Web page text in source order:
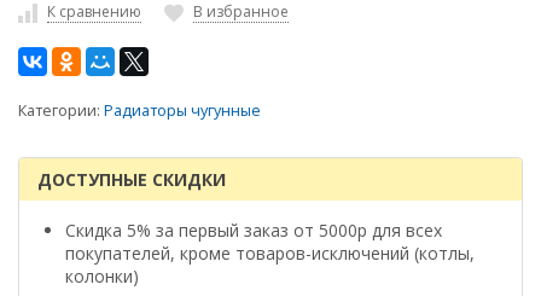
К сравнению В избранное
Категории: Радиаторы чугунные
ДОСТУПНЫЕ СКИДКИ
Скидка 5% за первый заказ от 5000р для всех
покупателей, кроме товаров-исключений (котлы,
колонки)